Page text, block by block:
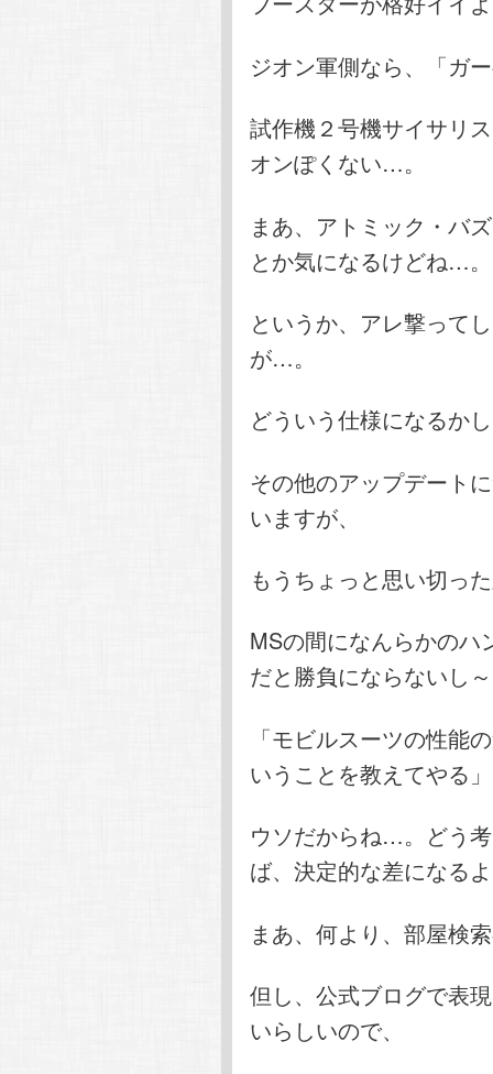
ジオン軍側なら、「ガ
試作機２号機サイサリ
オンぽくない…。
まあ、アトミック・バ
とか気になるけどね…。
というか、アレ撃って
が…。
どういう仕様になるか
その他のアップデート
いますが、
もうちょっと思い切っ
MSの間になんらかのハ
だと勝負にならないし～
「モビルスーツの性能
いうことを教えてやる
ウソだからね…。どう
ば、決定的な差になる
まあ、何より、部屋検
但し、公式ブログで表
いらしいので、